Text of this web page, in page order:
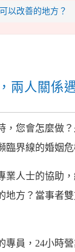
以改善的地方？
兩人關係
，您會怎麼做
臨界線的婚姻
業人士的協助
地方？當事者
專員，24小時